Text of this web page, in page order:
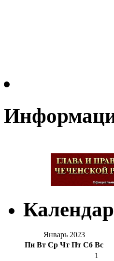
Январь 2023
Пн Вт Ср Чт Пт Сб Вс
1